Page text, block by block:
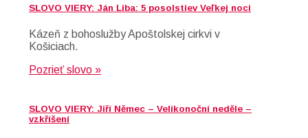
SLOVO VIERY: Ján Liba: 5 posolstiev Veľkej noci
Kázeň z bohoslužby Apoštolskej cirkvi v
Košiciach.
Pozrieť slovo »
SLOVO VIERY: Jiří Němec – Velikonoční neděle –
vzkříšení